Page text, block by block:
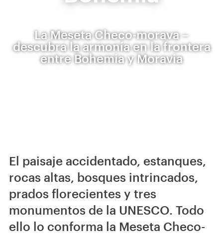
La Meseta Checo-morava –
descubra la armonía en la frontera
entre Bohemia y Moravia
El paisaje accidentado, estanques,
rocas altas, bosques intrincados,
prados florecientes y tres
monumentos de la UNESCO. Todo
ello lo conforma la Meseta Checo-